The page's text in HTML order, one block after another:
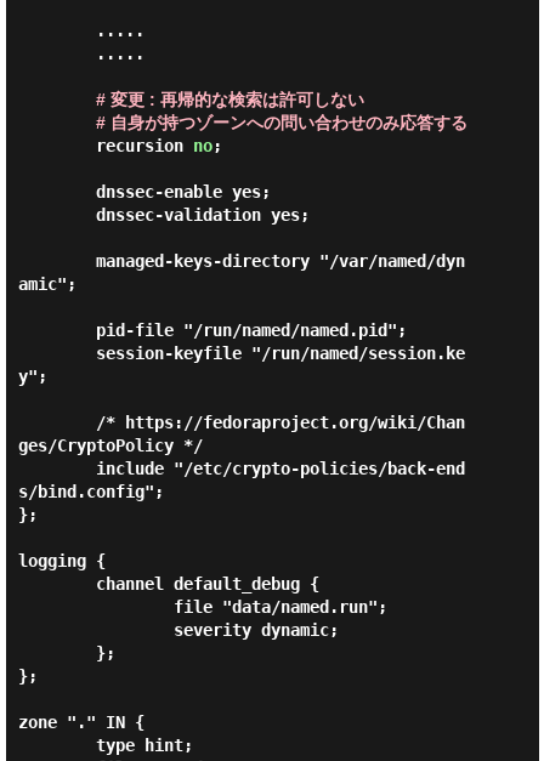
# 変更 : 再帰的な検索は許可しない
# 自身が持つゾーンへの問い合わせのみ応答する
        recursion
no;
amic";
y";
ges/CryptoPolicy */
s/bind.config";
};
logging {
};
zone "." IN {